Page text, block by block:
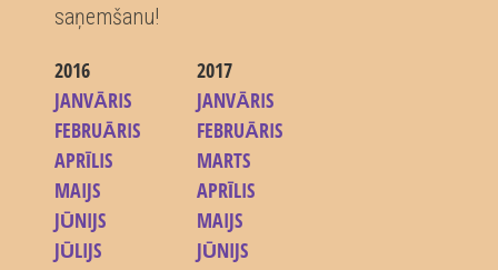
saņemšanu!
2016
JANVĀRIS
FEBRUĀRIS
APRĪLIS
MAIJS
JŪNIJS
JŪLIJS
2017
JANVĀRIS
FEBRUĀRIS
MARTS
APRĪLIS
MAIJS
JŪNIJS